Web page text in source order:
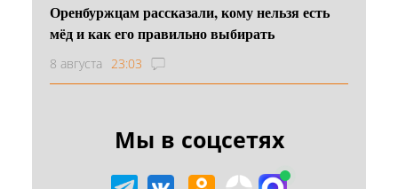
Оренбуржцам рассказали, кому нельзя есть
мёд и как его правильно выбирать
8 августа 23:03
Мы в соцсетях